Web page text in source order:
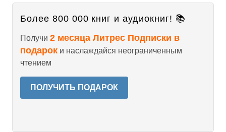
Более 800 000 книг и аудиокниг! 📚
Получи 2 месяца Литрес Подписки в
подарок и наслаждайся неограниченным
чтением
ПОЛУЧИТЬ ПОДАРОК